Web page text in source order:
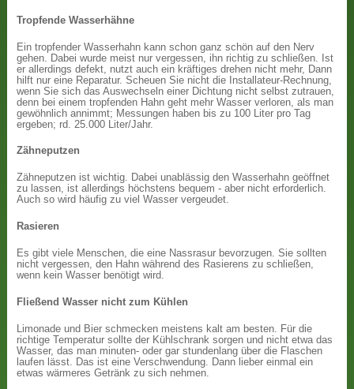
Tropfende Wasserhähne
Ein tropfender Wasserhahn kann schon ganz schön auf den Nerv
gehen. Dabei wurde meist nur vergessen, ihn richtig zu schließen. Ist
er allerdings defekt, nutzt auch ein kräftiges drehen nicht mehr, Dann
hilft nur eine Reparatur. Scheuen Sie nicht die Installateur-Rechnung,
wenn Sie sich das Auswechseln einer Dichtung nicht selbst zutrauen,
denn bei einem tropfenden Hahn geht mehr Wasser verloren, als man
gewöhnlich annimmt; Messungen haben bis zu 100 Liter pro Tag
ergeben; rd. 25.000 Liter/Jahr.
Zähneputzen
Zähneputzen ist wichtig. Dabei unablässig den Wasserhahn geöffnet
zu lassen, ist allerdings höchstens bequem - aber nicht erforderlich.
Auch so wird häufig zu viel Wasser vergeudet.
Rasieren
Es gibt viele Menschen, die eine Nassrasur bevorzugen. Sie sollten
nicht vergessen, den Hahn während des Rasierens zu schließen,
wenn kein Wasser benötigt wird.
Fließend Wasser nicht zum Kühlen
Limonade und Bier schmecken meistens kalt am besten. Für die
richtige Temperatur sollte der Kühlschrank sorgen und nicht etwa das
Wasser, das man minuten- oder gar stundenlang über die Flaschen
laufen lässt. Das ist eine Verschwendung. Dann lieber einmal ein
etwas wärmeres Getränk zu sich nehmen.